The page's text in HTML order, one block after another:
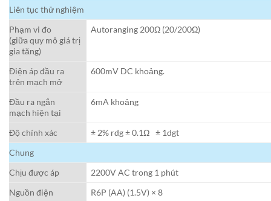
Liên tục thử nghiệm
Phạm vi đo
(giữa quy mô giá trị
gia tăng)
Autoranging 200Ω (20/200Ω)
Điện áp đầu ra
trên mạch mở
600mV DC khoảng.
Đầu ra ngắn
mạch hiện tại
6mA khoảng
Độ chính xác ± 2% rdg ± 0.1Ω ± 1dgt
Chung
Chịu được áp
2200V AC trong 1 phút
Nguồn điện
R6P (AA) (1.5V) × 8